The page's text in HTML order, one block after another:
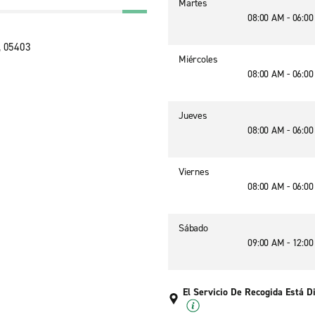
05403
Martes
08:00 AM -
Miércoles
08:00 AM -
Jueves
08:00 AM -
Viernes
08:00 AM -
Sábado
09:00 AM -
El Servicio De Recogida Está